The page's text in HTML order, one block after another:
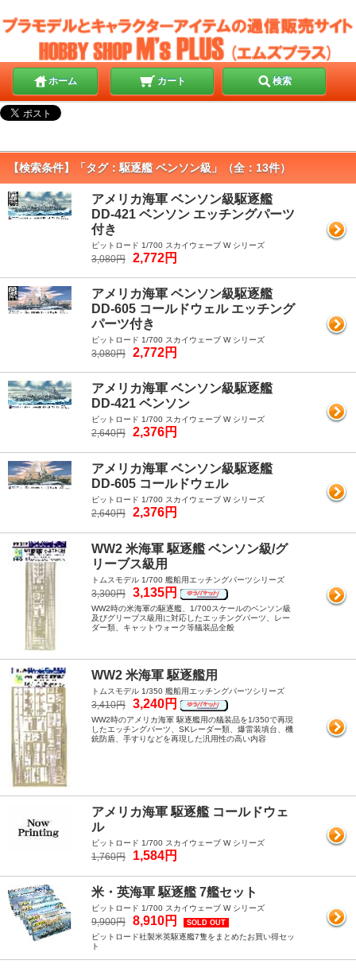
ホーム カート 検索
【検索条件】「タグ：駆逐艦 ベンソン級」（全：13件）
アメリカ海軍 ベンソン級駆逐艦
DD-421 ベンソン エッチングパーツ
付き
ピットロード 1/700 スカイウェーブ W シリーズ
3,080円 2,772円
アメリカ海軍 ベンソン級駆逐艦
DD-605 コールドウェル エッチング
パーツ付き
ピットロード 1/700 スカイウェーブ W シリーズ
3,080円 2,772円
アメリカ海軍 ベンソン級駆逐艦
DD-421 ベンソン
ピットロード 1/700 スカイウェーブ W シリーズ
2,640円 2,376円
アメリカ海軍 ベンソン級駆逐艦
DD-605 コールドウェル
ピットロード 1/700 スカイウェーブ W シリーズ
2,640円 2,376円
WW2 米海軍 駆逐艦 ベンソン級/グ
リーブス級用
トムスモデル 1/700 艦船用エッチングパーツシリーズ
3,300円 3,135円
WW2時の米海軍の駆逐艦、1/700スケールのベンソン級
及びグリーブス級用に対応したエッチングパーツ、レー
ダー類、キャットウォーク等艤装品全般
WW2 米海軍 駆逐艦用
トムスモデル 1/350 艦船用エッチングパーツシリーズ
3,410円 3,240円
WW2時のアメリカ海軍 駆逐艦用の艤装品を1/350で再現
したエッチングパーツ、SKレーダー類、爆雷装填台、機
銃防盾、手すりなどを再現した汎用性の高い内容
アメリカ海軍 駆逐艦 コールドウェ
ル
ピットロード 1/700 スカイウェーブ W シリーズ
1,760円 1,584円
米・英海軍 駆逐艦 7艦セット
ピットロード 1/700 スカイウェーブ W シリーズ
9,900円 8,910円 SOLD OUT
ピットロード社製米英駆逐艦7隻をまとめたお買い得セッ
ト